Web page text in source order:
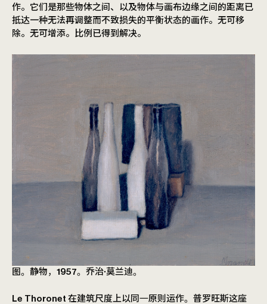
作。它们是那些物体之间、以及物体与画布边缘之间的距离已
抵达一种无法再调整而不致损失的平衡状态的画作。无可移
除。无可增添。比例已得到解决。
图。静物，1957。乔治·莫兰迪。
Le Thoronet 在建筑尺度上以同一原则运作。普罗旺斯这座